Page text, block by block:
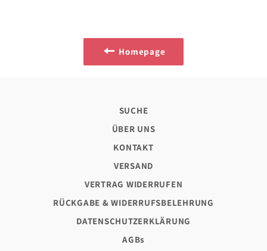
Homepage
SUCHE
ÜBER UNS
KONTAKT
VERSAND
VERTRAG WIDERRUFEN
RÜCKGABE & WIDERRUFSBELEHRUNG
DATENSCHUTZERKLÄRUNG
AGBs